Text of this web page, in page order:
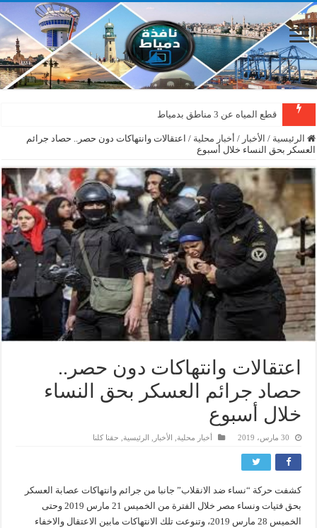
قطع المياه عن 3 مناطق بدمياط
الرئيسية / الأخبار / أخبار محلية / اعتقالات وانتهاكات دون حصر.. حصاد جرائم
العسكر بحق النساء خلال أسبوع
اعتقالات وانتهاكات دون حصر..
حصاد جرائم العسكر بحق النساء
خلال أسبوع
30 مارس، 2019 أخبار محلية الأخبار الرئيسية حقنا كلنا
كشفت حركة “نساء ضد الانقلاب” جانبا من جرائم وانتهاكات عصابة العسكر
بحق فتيات ونساء مصر خلال الفترة من الخميس 21 مارس 2019 وحتى
الخميس 28 مارس 2019، وتنوعت تلك الانتهاكات مابين الاعتقال والاخفاء